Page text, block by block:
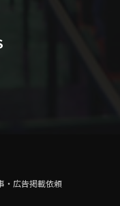
・広告掲載依頼